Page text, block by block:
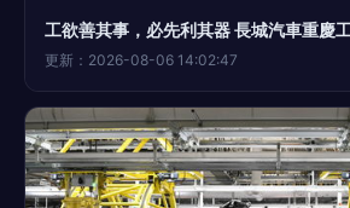
更新：2026-08-06 14:02:47